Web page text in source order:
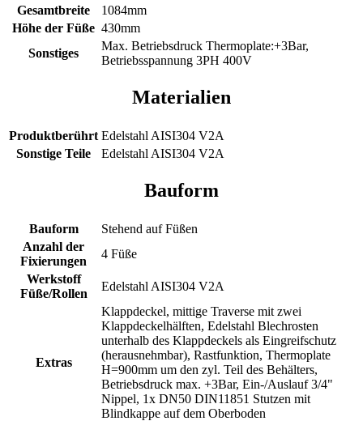
Gesamtbreite
1084mm
Höhe der Füße 430mm
Sonstiges
Max. Betriebsdruck Thermoplate:+3Bar,
Betriebsspannung 3PH 400V
Materialien
Produktberührt Edelstahl AISI304 V2A
Sonstige Teile
Edelstahl AISI304 V2A
Bauform
Bauform
Stehend auf Füßen
Anzahl der
Fixierungen
4 Füße
Werkstoff
Füße/Rollen
Edelstahl AISI304 V2A
Extras
Klappdeckel, mittige Traverse mit zwei
Klappdeckelhälften, Edelstahl Blechrosten
unterhalb des Klappdeckels als Eingreifschutz
(herausnehmbar), Rastfunktion, Thermoplate
H=900mm um den zyl. Teil des Behälters,
Betriebsdruck max. +3Bar, Ein-/Auslauf 3/4"
Nippel, 1x DN50 DIN11851 Stutzen mit
Blindkappe auf dem Oberboden